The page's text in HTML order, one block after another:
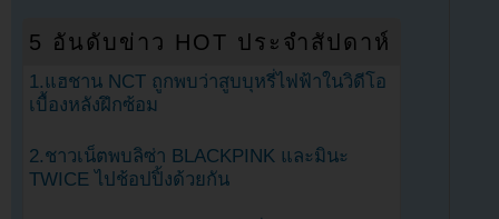
5 อันดับข่าว HOT ประจำสัปดาห์
1.แฮชาน NCT ถูกพบว่าสูบบุหรี่ไฟฟ้าในวิดีโอ
เบื้องหลังฝึกซ้อม
2.ชาวเน็ตพบลิซ่า BLACKPINK และมินะ
TWICE ไปช้อปปิ้งด้วยกัน